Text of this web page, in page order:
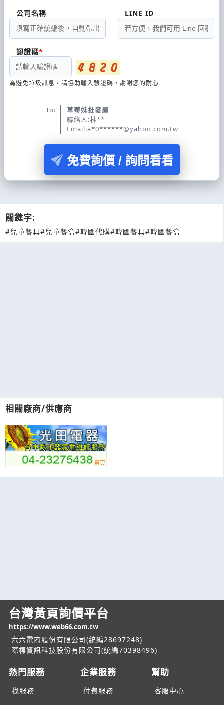
相關廠商/供應商
公司名稱 LINE ID
認證碼
為避免垃圾訊息，請協助輸入驗證碼，謝謝您的耐心
To:
草莓妹批發屋
聯絡人:林**
Email:a*0******@yahoo.com.tw
免費詢價 / 詢問看看
關鍵字:
#兒童餐具#兒童餐盒#韓國代購#韓國餐具#韓國餐盒
台灣黃頁詢價平台
https://www.web66.com.tw
六六電商股份有限公司(統編28697248)
際標資訊科技股份有限公司(統編70398496)
熱門服務
找服務
企業服務
付費服務
幫助
客服中心